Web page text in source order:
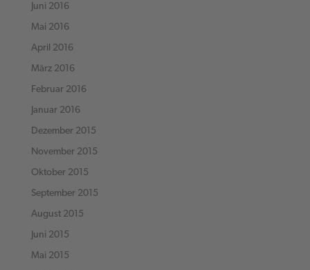
Juni 2016
Mai 2016
April 2016
März 2016
Februar 2016
Januar 2016
Dezember 2015
November 2015
Oktober 2015
September 2015
August 2015
Juni 2015
Mai 2015